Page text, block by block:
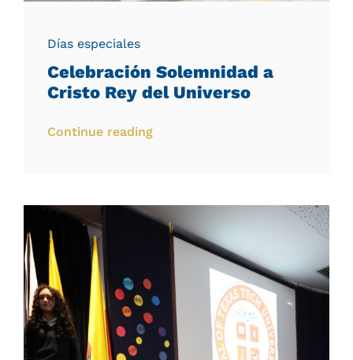
Días especiales
Celebración Solemnidad a
Cristo Rey del Universo
Continue reading